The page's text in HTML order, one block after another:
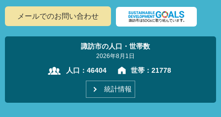
メールでのお問い合わせ
諏訪市の人口・世帯数
2026年8月1日
人口： 46404 世帯： 21778
統計情報